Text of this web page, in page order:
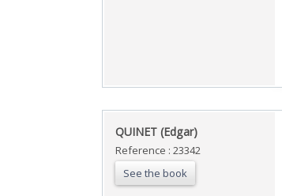
‎QUINET (Edgar)‎
Reference : 23342
See the book